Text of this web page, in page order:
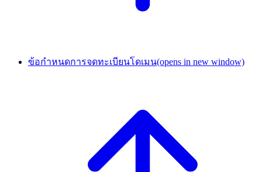
ข้อกำหนดการจดทะเบียนโดเมน(opens in new window)